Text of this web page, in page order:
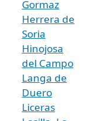
Gormaz
Herrera de
Soria
Hinojosa
del Campo
Langa de
Duero
Liceras